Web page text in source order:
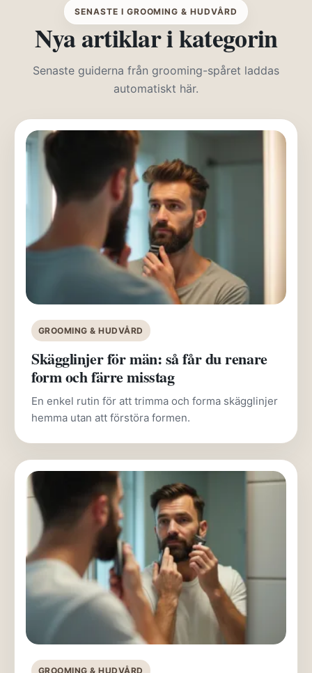
SENASTE I GROOMING & HUDVÅRD
Nya artiklar i kategorin
Senaste guiderna från grooming-spåret laddas
automatiskt här.
GROOMING & HUDVÅRD
Skägglinjer för män: så får du renare
form och färre misstag
En enkel rutin för att trimma och forma skägglinjer
hemma utan att förstöra formen.
GROOMING & HUDVÅRD